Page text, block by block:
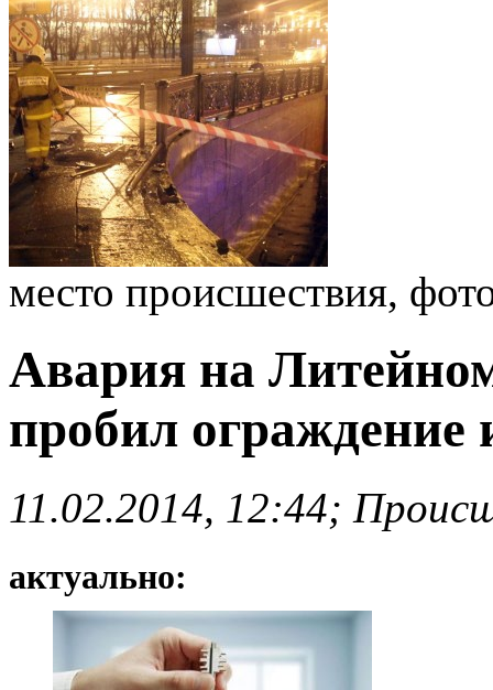
место происшествия,
Авария на
пробил ограждение
11.02.2014, 12:44;
актуально: